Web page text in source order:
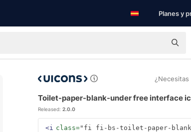
Planes y
¿Necesitas
Toilet-paper-blank-under free interface
Released: 2.0.0
<i class="fi fi-bs-toilet-paper-